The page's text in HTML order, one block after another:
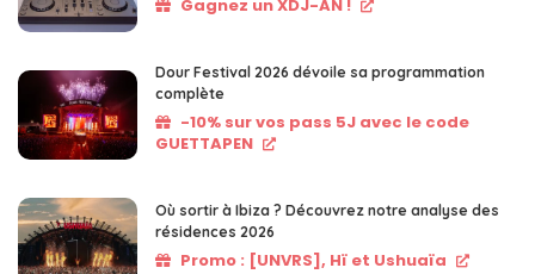
Gagnez un XDJ-AN !
Dour Festival 2026 dévoile sa programmation
complète
-10% sur vos pass 5J avec le code
GUETTAPEN
Où sortir à Ibiza ? Découvrez notre analyse des
résidences 2026
Promo : [UNVRS], Hï et Ushuaïa